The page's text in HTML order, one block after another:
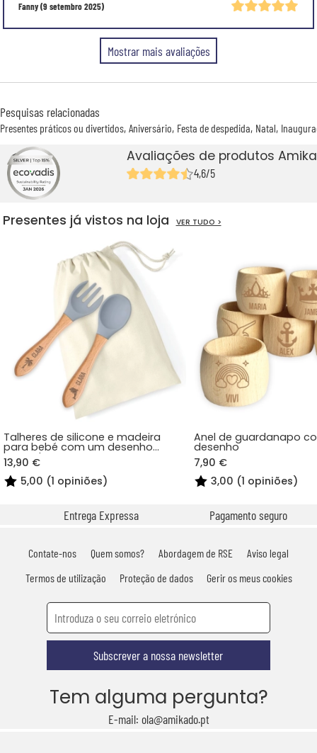
Fanny(9 setembro 2025)
Mostrar mais avaliações
Pesquisas relacionadas
Presentes práticos ou divertidos Aniversário Festa de despedida Natal
Avaliações de produtos
4,6/5
Presentes já vistos na loja VER TUDO >
Talheres de silicone e madeira
para bebé com um desenho
gravado
13,90 €
5,00 (1 opiniões)
Anel de guardanapo
desenho
7,90 €
3,00 (1 opiniões)
Entrega Expressa Pagamento seguro
Contate-nos Quem somos? Abordagem de RSE
Aviso legal
Termos de utilização
Proteção de dados Gerir os meus cookies
Subscrever a nossa newsletter
Tem alguma pergunta?
E-mail: ola@amikado.pt